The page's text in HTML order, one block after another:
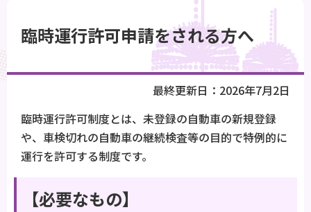
で
す
臨時運行許可申請をされる方へ
最終更新日：2026年7月2日
臨時運行許可制度とは、未登録の自動車の新規登録
や、車検切れの自動車の継続検査等の目的で特例的に
運行を許可する制度です。
【必要なもの】